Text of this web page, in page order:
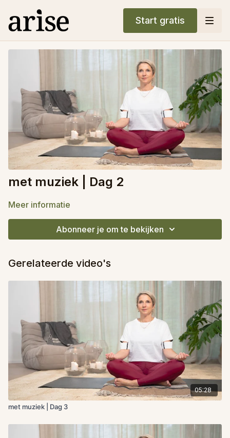
Start gratis
met muziek | Dag 2
Meer informatie
Abonneer je om te bekijken
Gerelateerde video's
05:28
met muziek | Dag 3